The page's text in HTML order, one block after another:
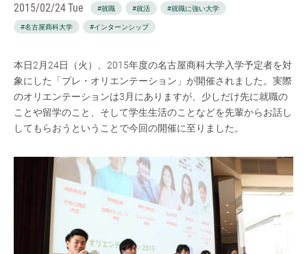
2015/02/24 Tue #就職 #就活 #就職に強い大学
#名古屋商科大学 #インターンシップ
本日2月24日（火）、2015年度の名古屋商科大学入学予定者を対
象にした「プレ・オリエンテーション」が開催されました。実際
のオリエンテーションは3月にありますが、少しだけ先に就職の
ことや留学のこと、そして学生生活のことなどを先輩からお話し
してもらおうということで今回の開催に至りました。